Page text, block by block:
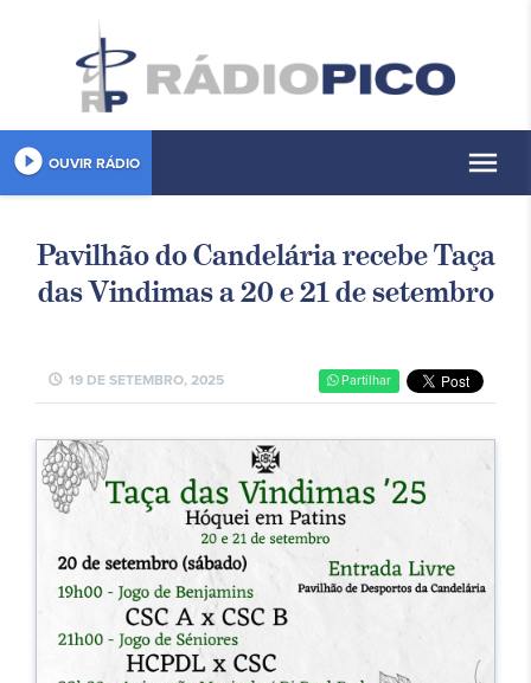
play_circle_filled OUVIR RÁDIO menu
Pavilhão do Candelária recebe Taça
das Vindimas a 20 e 21 de setembro
schedule 19 DE SETEMBRO, 2025 Partilhar